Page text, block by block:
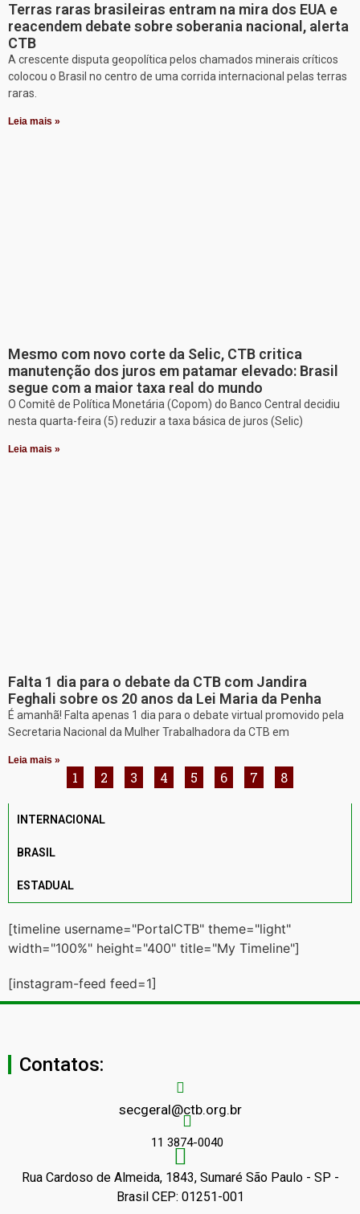
Terras raras brasileiras entram na mira dos EUA e
reacendem debate sobre soberania nacional, alerta
CTB
A crescente disputa geopolítica pelos chamados minerais críticos
colocou o Brasil no centro de uma corrida internacional pelas terras
raras.
Leia mais »
Mesmo com novo corte da Selic, CTB critica
manutenção dos juros em patamar elevado: Brasil
segue com a maior taxa real do mundo
O Comitê de Política Monetária (Copom) do Banco Central decidiu
nesta quarta-feira (5) reduzir a taxa básica de juros (Selic)
Leia mais »
Falta 1 dia para o debate da CTB com Jandira
Feghali sobre os 20 anos da Lei Maria da Penha
É amanhã! Falta apenas 1 dia para o debate virtual promovido pela
Secretaria Nacional da Mulher Trabalhadora da CTB em
Leia mais »
1 2 3 4 5 6 7 8
INTERNACIONAL
BRASIL
ESTADUAL
[timeline username="PortalCTB" theme="light"
width="100%" height="400" title="My Timeline"]
[instagram-feed feed=1]
Contatos:
secgeral@ctb.org.br
11 3874-0040
Rua Cardoso de Almeida, 1843, Sumaré São Paulo - SP -
Brasil CEP: 01251-001